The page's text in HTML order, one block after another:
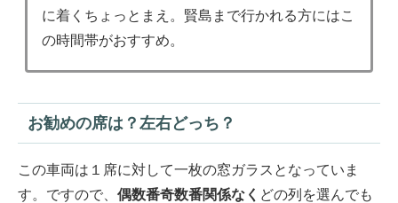
に着くちょっとまえ。賢島まで行かれる方にはこ
の時間帯がおすすめ。
お勧めの席は？左右どっち？
この車両は１席に対して一枚の窓ガラスとなっていま
す。ですので、 偶数番奇数番関係なく どの列を選んでも